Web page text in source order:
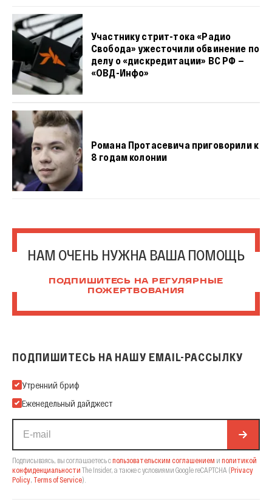
Участнику стрит-тока «Радио
Свобода» ужесточили обвинение по
делу о «дискредитации» ВС РФ —
«ОВД-Инфо»
Романа Протасевича приговорили к
8 годам колонии
НАМ ОЧЕНЬ НУЖНА ВАША ПОМОЩЬ
ПОДПИШИТЕСЬ НА РЕГУЛЯРНЫЕ
ПОЖЕРТВОВАНИЯ
ПОДПИШИТЕСЬ НА НАШУ EMAIL-РАССЫЛКУ
Подпишитесь на нашу Email-рассылку
Утренний бриф
Еженедельный дайджест
Подписываясь, вы соглашаетесь спользовательским соглашением и политикой
конфиденциальности The Insider, а также с условиями Google reCAPTCHA (Privacy
Policy, Terms of Service).